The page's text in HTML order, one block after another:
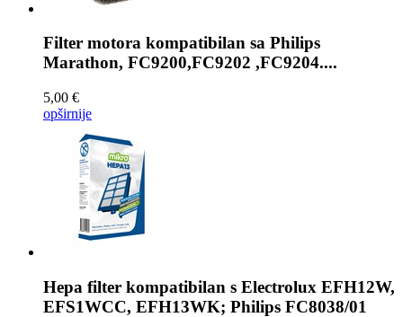
Filter motora kompatibilan sa Philips
Marathon, FC9200,FC9202 ,FC9204....
5,00 €
opširnije
Hepa filter kompatibilan s Electrolux EFH12W,
EFS1WCC, EFH13WK; Philips FC8038/01